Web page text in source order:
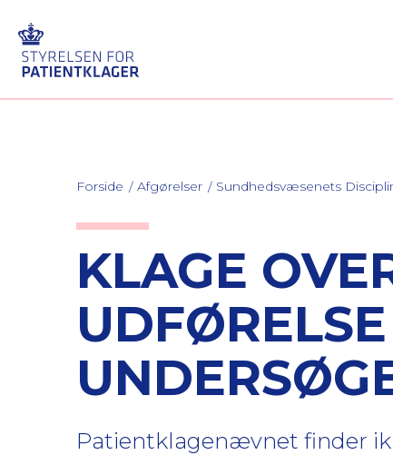
Forside Afgørelser Sundhedsvæsenets
KLAGE
Patientklagenævnet finder